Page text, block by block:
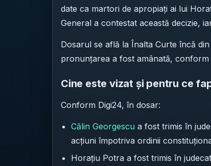
date ca martori de apropiați ai lui
General a contestat această decizie,
Dosarul se află la Înalta Curte încă
pronunțarea a fost amânată,
Cine este vizat și pentru ce
Conform Digi24, în dosar:
Călin Georgescu a fost trimis în
acțiuni împotriva ordinii
Horațiu Potra a fost trimis în